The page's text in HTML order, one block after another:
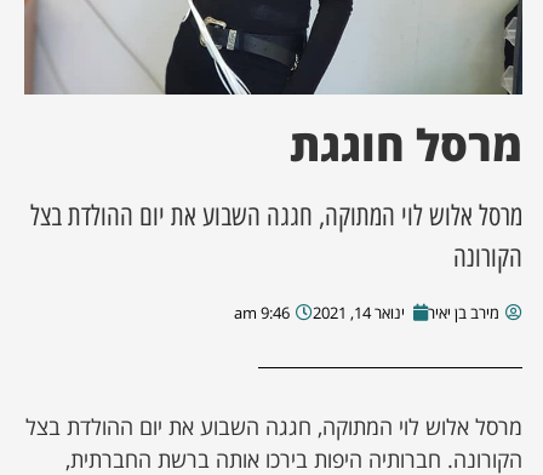
מסע מלחמה
מקומית
עסקים
מרסל חוגגת
מרסל אלוש לוי המתוקה, חגגה השבוע את יום ההולדת בצל
הקורונה
מירב בן יאיר ינואר 14, 2021 9:46 am
מרסל אלוש לוי המתוקה, חגגה השבוע את יום ההולדת בצל
הקורונה. חברותיה היפות בירכו אותה ברשת החברתית,